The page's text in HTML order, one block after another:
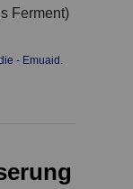
Ferment)
- Emuaid